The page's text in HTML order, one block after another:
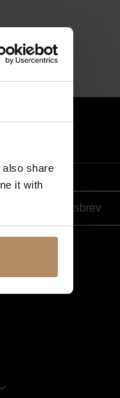
share
it with